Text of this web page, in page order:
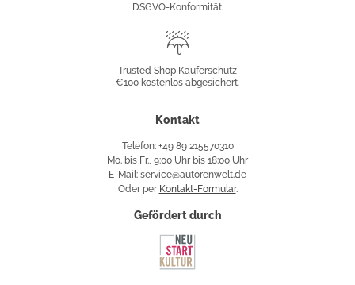
DSGVO-Konformität.
Käuferschutz
Trusted Shop Käuferschutz
€100 kostenlos abgesichert.
Kontakt
Telefon: +49 89 215570310
Mo. bis Fr., 9:00 Uhr bis 18:00 Uhr
E-Mail: service@autorenwelt.de
Oder per Kontakt-Formular.
Gefördert durch